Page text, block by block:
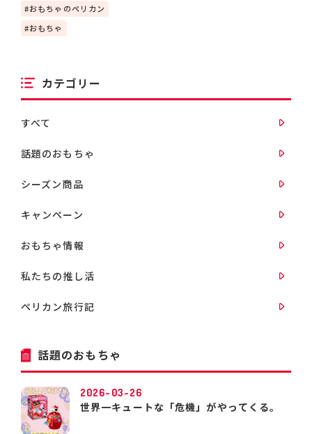
おもちゃのペリカン
おもちゃ
カテゴリー
すべて
話題のおもちゃ
シーズン商品
キャンペーン
おもちゃ情報
私たちの推し活
ペリカン旅行記
話題のおもちゃ
2026-03-26
世界一キュートな「危機」がやってくる。